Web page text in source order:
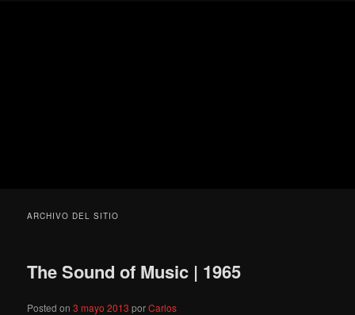
ARCHIVO DEL SITIO
The Sound of Music | 1965
Posted on3 mayo 2013 porCarlos